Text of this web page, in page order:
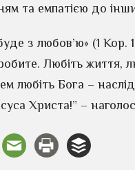
та емпатією до
з любов’ю» (1 Кор.
Любіть життя,
любіть Бога –
Христа!” –